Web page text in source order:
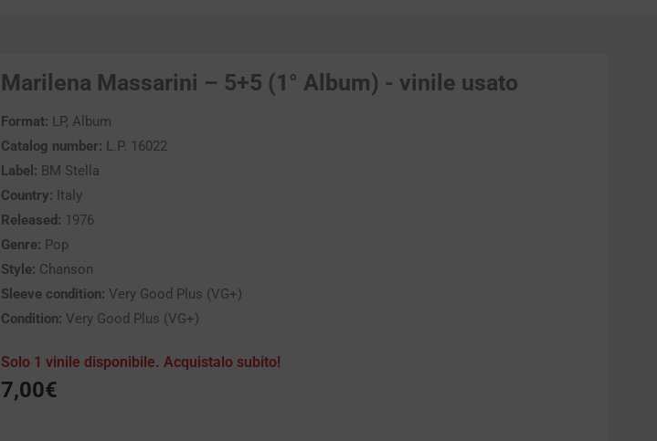
Marilena Massarini – 5+5 (1° Album) - vinile usato
Format: LP, Album
Catalog number: L.P. 16022
Label: BM Stella
Country: Italy
Released: 1976
Genre: Pop
Style: Chanson
Sleeve condition: Very Good Plus (VG+)
Condition: Very Good Plus (VG+)
Solo 1 vinile disponibile. Acquistalo subito!
7,00€